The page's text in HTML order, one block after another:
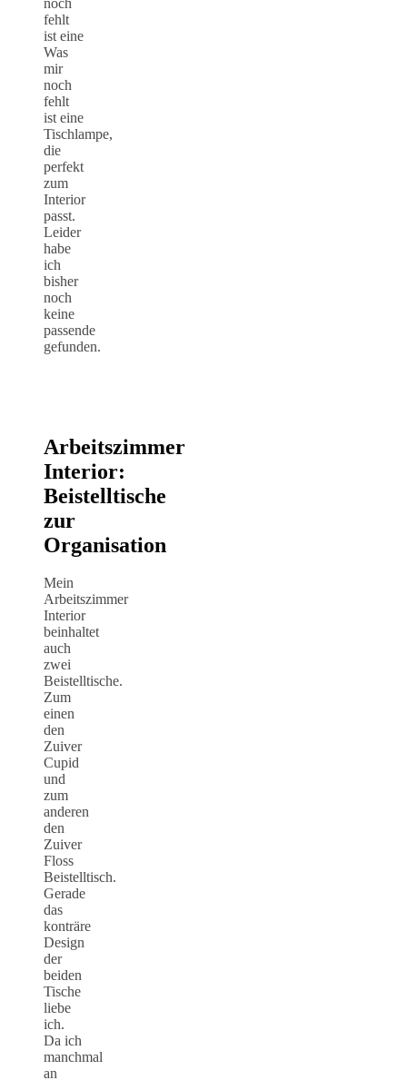
fehlt
ist eine
Was
mir
noch
fehlt
ist eine
Tischlampe,
die
perfekt
zum
Interior
passt.
Leider
habe
ich
bisher
noch
keine
passende
gefunden.
Arbeitszimmer
Interior:
Beistelltische
zur
Organisation
Mein
Arbeitszimmer
Interior
beinhaltet
auch
zwei
Beistelltische.
Zum
einen
den
Zuiver
Cupid
und
zum
anderen
den
Zuiver
Floss
Beistelltisch.
Gerade
das
konträre
Design
der
beiden
Tische
liebe
ich.
Da ich
manchmal
an